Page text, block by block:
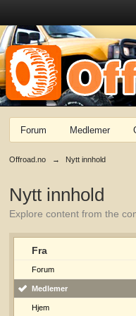
Forum Medlemer
Offroad.no → Nytt innhold
Nytt innhold
Explore content from the
Fra
Forum
Medlemer
Hjem